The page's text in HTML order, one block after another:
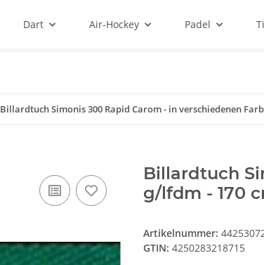
Dart Air-Hockey Padel
Billardtuch Simonis 300 Rapid Carom - in verschiedenen
Billardtuch
g/lfdm - 170
Artikelnummer:
GTIN: 4250283218715